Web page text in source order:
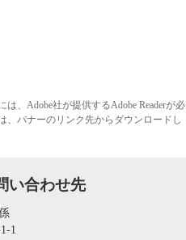
、Adobe社が提供するAdobe Readerが必
、バナーのリンク先からダウンロードし
い合わせ先
1